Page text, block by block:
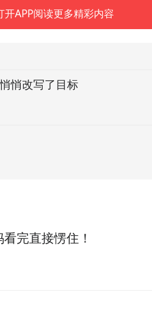
物最重要的不是说了什
开APP阅读更多精彩内容
悄改写了目标
关系面临新考验
动瓦解
完直接愣住！